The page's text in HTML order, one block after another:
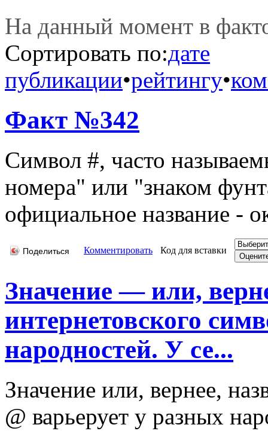
На данный момент в
Сортировать по:дате
публикации•рейтингу•
Факт №342
Символ #, часто
номера" или "знаком
официальное название -
Поделиться Комментировать Код для вставки
Значение — или,
интернетовского
народностей. У се...
Значение или, вернее,
@ варьерует у разных